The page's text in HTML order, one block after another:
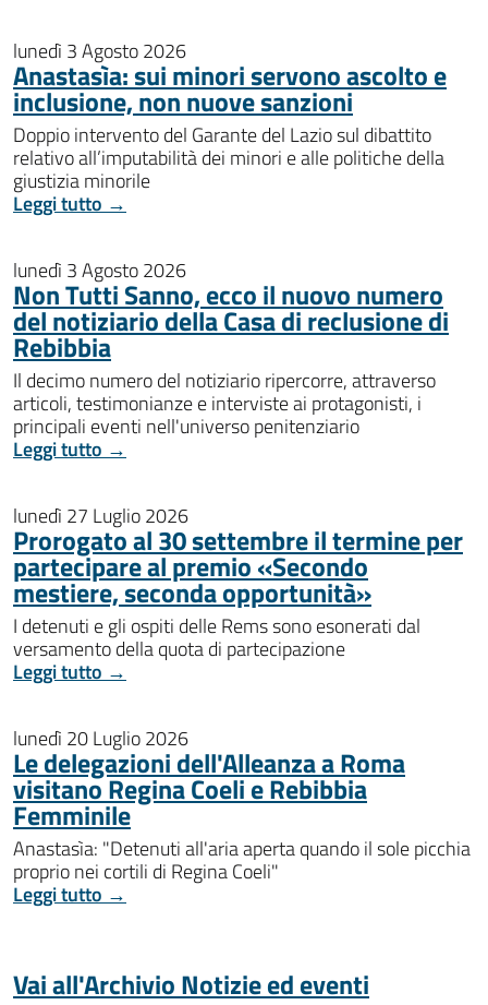
lunedì 3 Agosto 2026
Anastasìa: sui minori servono ascolto e
inclusione, non nuove sanzioni
Doppio intervento del Garante del Lazio sul dibattito
relativo all’imputabilità dei minori e alle politiche della
giustizia minorile
Leggi tutto →
lunedì 3 Agosto 2026
Non Tutti Sanno, ecco il nuovo numero
del notiziario della Casa di reclusione di
Rebibbia
Il decimo numero del notiziario ripercorre, attraverso
articoli, testimonianze e interviste ai protagonisti, i
principali eventi nell'universo penitenziario
Leggi tutto →
lunedì 27 Luglio 2026
Prorogato al 30 settembre il termine per
partecipare al premio «Secondo
mestiere, seconda opportunità»
I detenuti e gli ospiti delle Rems sono esonerati dal
versamento della quota di partecipazione
Leggi tutto →
lunedì 20 Luglio 2026
Le delegazioni dell'Alleanza a Roma
visitano Regina Coeli e Rebibbia
Femminile
Anastasìa: "Detenuti all'aria aperta quando il sole picchia
proprio nei cortili di Regina Coeli"
Leggi tutto →
Vai all'Archivio Notizie ed eventi